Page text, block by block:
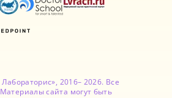
2016– 2026. Все
сайта могут быть